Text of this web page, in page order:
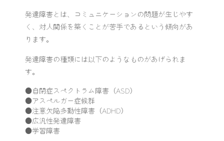
発達障害とは、コミュニケーションの問題が生じやす
く、対人関係を築くことが苦手であるという傾向があ
ります。
発達障害の種類には以下のようなものがあげられま
す。
●自閉症スペクトラム障害（ASD）
●アスペルガー症候群
●注意欠陥多動性障害（ADHD）
●広汎性発達障害
●学習障害